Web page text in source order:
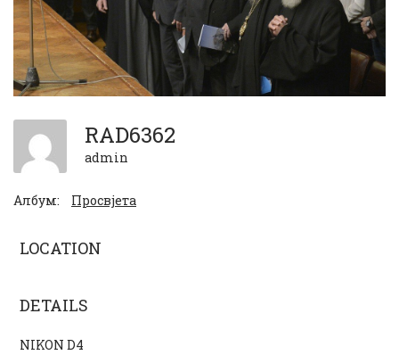
RAD6362
admin
Албум: Просвјета
LOCATION
DETAILS
NIKON D4